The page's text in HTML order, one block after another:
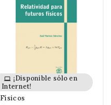
Relatividad Para Futuros
Físicos
¡Disponible sólo en
Internet!